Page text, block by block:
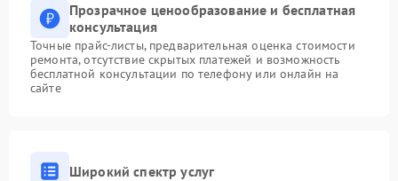
Прозрачное ценообразование и бесплатная
консультация
Точные прайс-листы, предварительная оценка стоимости
ремонта, отсутствие скрытых платежей и возможность
бесплатной консультации по телефону или онлайн на
сайте
Широкий спектр услуг